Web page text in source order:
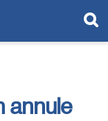
annule